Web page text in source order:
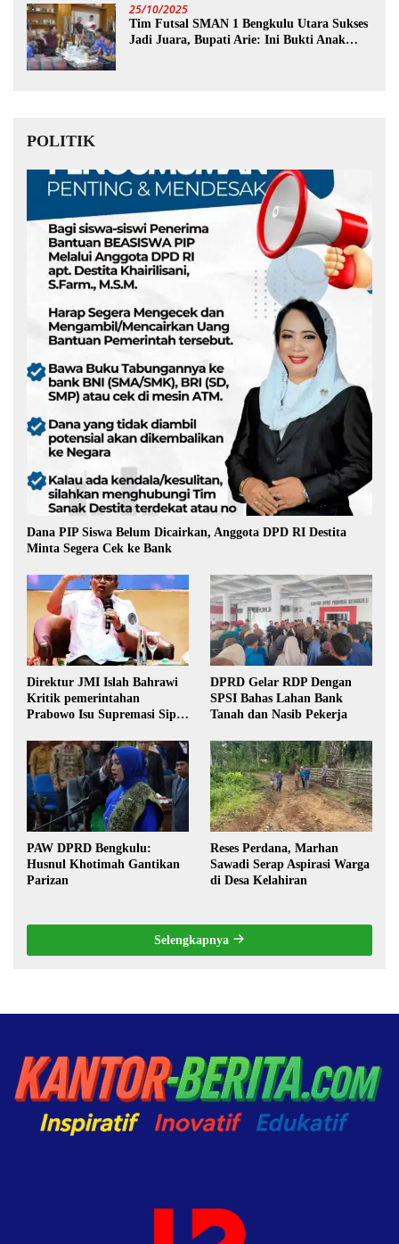
25/10/2025
Tim Futsal SMAN 1 Bengkulu Utara Sukses
Jadi Juara, Bupati Arie: Ini Bukti Anak
POLITIK
Dana PIP Siswa Belum Dicairkan, Anggota DPD RI Destita
Minta Segera Cek ke Bank
Direktur JMI Islah Bahrawi
Kritik pemerintahan
Prabowo Isu Supremasi Sipil,
Pilkada oleh DPRD
DPRD Gelar RDP Dengan
SPSI Bahas Lahan Bank
Tanah dan Nasib Pekerja
PAW DPRD Bengkulu:
Husnul Khotimah Gantikan
Parizan
Reses Perdana, Marhan
Sawadi Serap Aspirasi Warga
di Desa Kelahiran
Selengkapnya